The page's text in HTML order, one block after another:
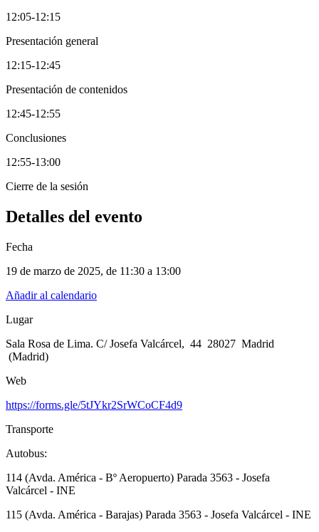
12:05-12:15
Presentación general
12:15-12:45
Presentación de contenidos
12:45-12:55
Conclusiones
12:55-13:00
Cierre de la sesión
Detalles del evento
Fecha
19 de marzo de 2025, de 11:30 a 13:00
Añadir al calendario
Lugar
Sala Rosa de Lima. C/ Josefa Valcárcel, 44 28027 Madrid
(Madrid)
Web
https://forms.gle/5tJYkr2SrWCoCF4d9
Transporte
Autobus:
114 (Avda. América - Bº Aeropuerto) Parada 3563 - Josefa
Valcárcel - INE
115 (Avda. América - Barajas) Parada 3563 - Josefa Valcárcel - INE